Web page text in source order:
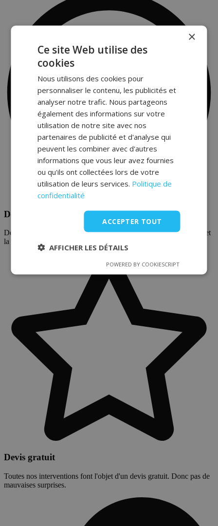
Dépannage 24/7
Dépannage et intervention rapide sur l'agglomération grenobloise et
la vallée du Grésivaudan.
Devis gratuit
Toutes nos interventions font l'objet d'un devis gratuit. Donc pas de
mauvaises surprises.
×
Ce site Web utilise des
cookies
Nous utilisons des cookies pour
personnaliser le contenu, les publicités et
analyser notre trafic. Nous partageons
également des informations sur votre
utilisation de notre site avec nos
partenaires de publicité et d'analyse qui
peuvent les combiner avec d'autres
informations que vous leur avez fournies
ou qu'ils ont collectées lors de votre
utilisation de leurs services. Politique de
confidentialité
ACCEPTER TOUT
AFFICHER LES DÉTAILS
POWERED BY COOKIESCRIPT